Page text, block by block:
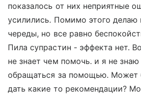
показалось от них неприятные
усилились. Помимо этого делаю
череды, но все равно
Пила супрастин - эффекта нет.
не знает чем помочь. и я не
обращаться за помощью.
дать какие то рекомендации?